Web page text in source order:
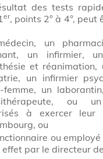
des tests
er, points 2° à 4°,
un
un infirmier,
et réanimation,
un infirmier
femme, un
ou
à exercer leur
ou
ou
effet par le directeur